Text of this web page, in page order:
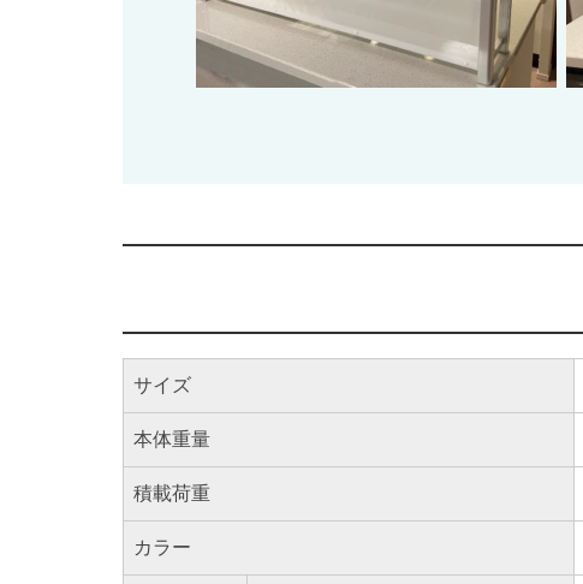
サイズ
本体重量
積載荷重
カラー